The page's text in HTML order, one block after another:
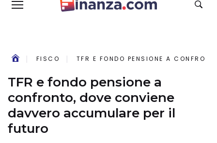
FISCO TFR E FONDO PENSIONE A
TFR e fondo pensione a
confronto, dove conviene
davvero accumulare per il
futuro